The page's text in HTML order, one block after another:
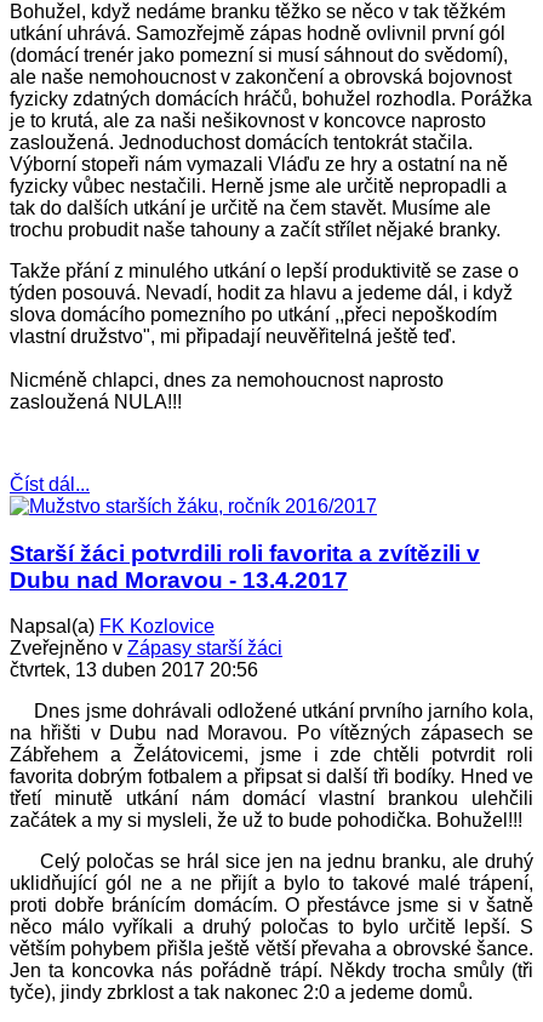
Bohužel, když nedáme branku těžko se něco v tak těžkém
utkání uhrává. Samozřejmě zápas hodně ovlivnil první gól
(domácí trenér jako pomezní si musí sáhnout do svědomí),
ale naše nemohoucnost v zakončení a obrovská bojovnost
fyzicky zdatných domácích hráčů, bohužel rozhodla. Porážka
je to krutá, ale za naši nešikovnost v koncovce naprosto
zasloužená. Jednoduchost domácích tentokrát stačila.
Výborní stopeři nám vymazali Vláďu ze hry a ostatní na ně
fyzicky vůbec nestačili. Herně jsme ale určitě nepropadli a
tak do dalších utkání je určitě na čem stavět. Musíme ale
trochu probudit naše tahouny a začít střílet nějaké branky.
Takže přání z minulého utkání o lepší produktivitě se zase o
týden posouvá. Nevadí, hodit za hlavu a jedeme dál, i když
slova domácího pomezního po utkání ,,přeci nepoškodím
vlastní družstvo", mi připadají neuvěřitelná ještě teď.
Nicméně chlapci, dnes za nemohoucnost naprosto
zasloužená NULA!!!
Číst dál...
Starší žáci potvrdili roli favorita a zvítězili v
Dubu nad Moravou - 13.4.2017
Napsal(a) FK Kozlovice
Zveřejněno v Zápasy starší žáci
čtvrtek, 13 duben 2017 20:56
Dnes jsme dohrávali odložené utkání prvního jarního kola,
na hřišti v Dubu nad Moravou. Po vítězných zápasech se
Zábřehem a Želátovicemi, jsme i zde chtěli potvrdit roli
favorita dobrým fotbalem a připsat si další tři bodíky. Hned ve
třetí minutě utkání nám domácí vlastní brankou ulehčili
začátek a my si mysleli, že už to bude pohodička. Bohužel!!!
Celý poločas se hrál sice jen na jednu branku, ale druhý
uklidňující gól ne a ne přijít a bylo to takové malé trápení,
proti dobře bránícím domácím. O přestávce jsme si v šatně
něco málo vyříkali a druhý poločas to bylo určitě lepší. S
větším pohybem přišla ještě větší převaha a obrovské šance.
Jen ta koncovka nás pořádně trápí. Někdy trocha smůly (tři
tyče), jindy zbrklost a tak nakonec 2:0 a jedeme domů.